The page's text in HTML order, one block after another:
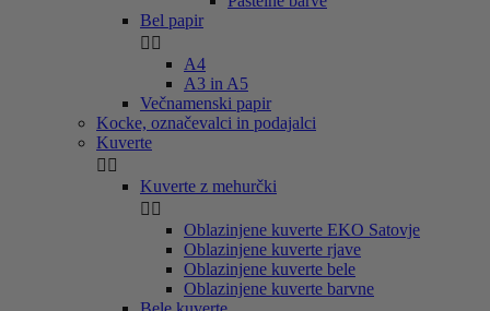
Bel papir
 
A4
A3 in A5
Večnamenski papir
Kocke, označevalci in podajalci
Kuverte
 
Kuverte z mehurčki
 
Oblazinjene kuverte EKO Satovje
Oblazinjene kuverte rjave
Oblazinjene kuverte bele
Oblazinjene kuverte barvne